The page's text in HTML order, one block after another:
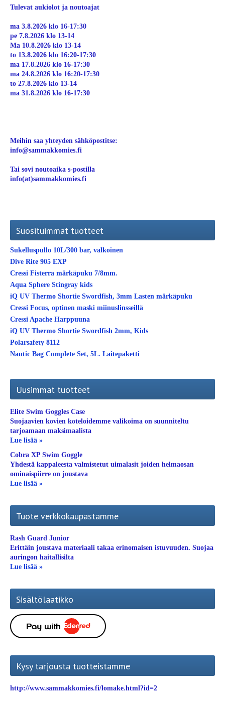
Tulevat aukiolot ja noutoajat
ma 3.8.2026 klo 16-17:30
pe 7.8.2026 klo 13-14
Ma 10.8.2026 klo 13-14
to 13.8.2026 klo 16:20-17:30
ma 17.8.2026 klo 16-17:30
ma 24.8.2026 klo 16:20-17:30
to 27.8.2026 klo 13-14
ma 31.8.2026 klo 16-17:30
Meihin saa yhteyden sähköpostitse:
info@sammakkomies.fi
Tai sovi noutoaika s-postilla
info(at)sammakkomies.fi
Suosituimmat tuotteet
Sukelluspullo 10L/300 bar, valkoinen
Dive Rite 905 EXP
Cressi Fisterra märkäpuku 7/8mm.
Aqua Sphere Stingray kids
iQ UV Thermo Shortie Swordfish, 3mm Lasten märkäpuku
Cressi Focus, optinen maski miinuslinsseillä
Cressi Apache Harppuuna
iQ UV Thermo Shortie Swordfish 2mm, Kids
Polarsafety 8112
Nautic Bag Complete Set, 5L. Laitepaketti
Uusimmat tuotteet
Elite Swim Goggles Case
Suojaavien kovien koteloidemme valikoima on suunniteltu
tarjoamaan maksimaalista
Lue lisää »
Cobra XP Swim Goggle
Yhdestä kappaleesta valmistetut uimalasit joiden helmaosan
ominaispiirre on joustava
Lue lisää »
Tuote verkkokaupastamme
Rash Guard Junior
Erittäin joustava materiaali takaa erinomaisen istuvuuden. Suojaa
auringon haitallisilta
Lue lisää »
Sisältölaatikko
Kysy tarjousta tuotteistamme
http://www.sammakkomies.fi/lomake.html?id=2